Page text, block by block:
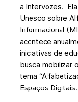
a Intervozes.
Unesco sobre
Informacional
acontece
iniciativas de
busca mobilizar
tema
Espaços